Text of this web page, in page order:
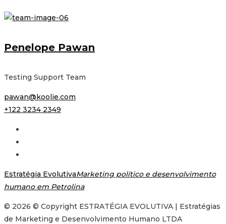
Penelope Pawan
Testing Support Team
pawan@koolie.com
+122 3234 2349
Estratégia EvolutivaMarketing político e desenvolvimento
humano em Petrolina
© 2026 © Copyright ESTRATÉGIA EVOLUTIVA | Estratégias
de Marketing e Desenvolvimento Humano LTDA